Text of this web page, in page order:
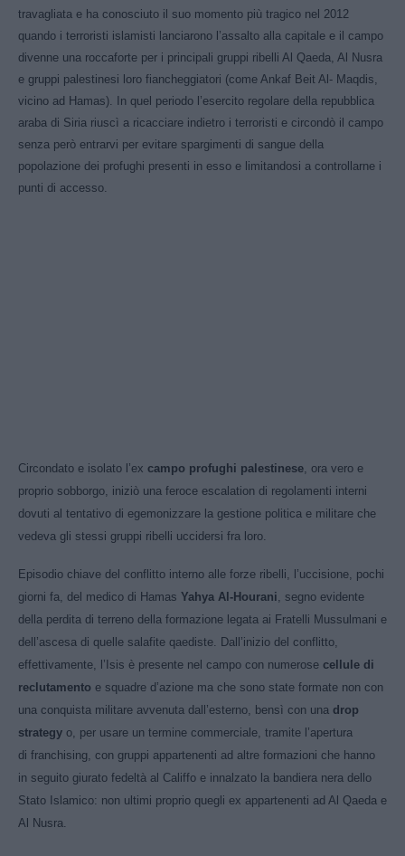
travagliata e ha conosciuto il suo momento più tragico nel 2012
quando i terroristi islamisti lanciarono l’assalto alla capitale e il campo
divenne una roccaforte per i principali gruppi ribelli Al Qaeda, Al Nusra
e gruppi palestinesi loro fiancheggiatori (come Ankaf Beit Al- Maqdis,
vicino ad Hamas). In quel periodo l’esercito regolare della repubblica
araba di Siria riuscì a ricacciare indietro i terroristi e circondò il campo
senza però entrarvi per evitare spargimenti di sangue della
popolazione dei profughi presenti in esso e limitandosi a controllarne i
punti di accesso.
Circondato e isolato l’ex campo profughi palestinese, ora vero e
proprio sobborgo, iniziò una feroce escalation di regolamenti interni
dovuti al tentativo di egemonizzare la gestione politica e militare che
vedeva gli stessi gruppi ribelli uccidersi fra loro.
Episodio chiave del conflitto interno alle forze ribelli, l’uccisione, pochi
giorni fa, del medico di Hamas Yahya Al-Hourani, segno evidente
della perdita di terreno della formazione legata ai Fratelli Mussulmani e
dell’ascesa di quelle salafite qaediste. Dall’inizio del conflitto,
effettivamente, l’Isis è presente nel campo con numerose cellule di
reclutamento e squadre d’azione ma che sono state formate non con
una conquista militare avvenuta dall’esterno, bensì con una drop
strategy o, per usare un termine commerciale, tramite l’apertura
di franchising, con gruppi appartenenti ad altre formazioni che hanno
in seguito giurato fedeltà al Califfo e innalzato la bandiera nera dello
Stato Islamico: non ultimi proprio quegli ex appartenenti ad Al Qaeda e
Al Nusra.